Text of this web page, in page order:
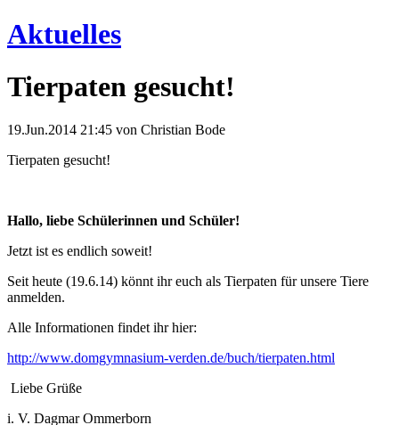
Aktuelles
Tierpaten gesucht!
19.Jun.2014 21:45 von Christian Bode
Tierpaten gesucht!
Hallo, liebe Schülerinnen und Schüler!
Jetzt ist es endlich soweit!
Seit heute (19.6.14) könnt ihr euch als Tierpaten für unsere Tiere
anmelden.
Alle Informationen findet ihr hier:
http://www.domgymnasium-verden.de/buch/tierpaten.html
Liebe Grüße
i. V. Dagmar Ommerborn